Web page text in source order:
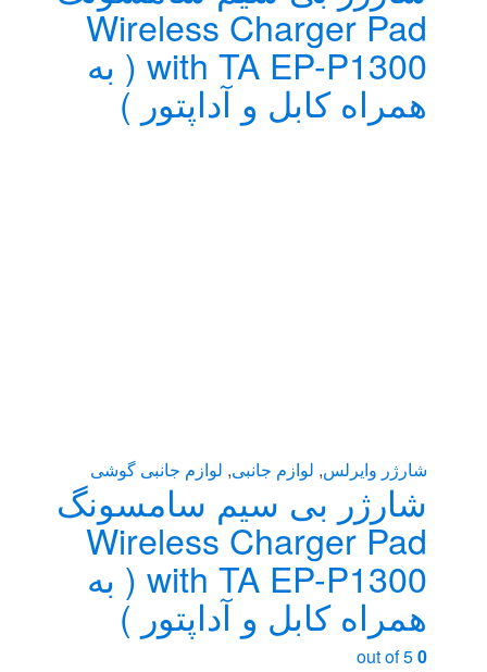
Wireless Charger Pad
with TA EP-P1300 ( به
همراه کابل و آداپتور )
شارژر وایرلس, لوازم جانبی, لوازم جانبی گوشی
شارژر بی سیم سامسونگ
Wireless Charger Pad
with TA EP-P1300 ( به
همراه کابل و آداپتور )
0